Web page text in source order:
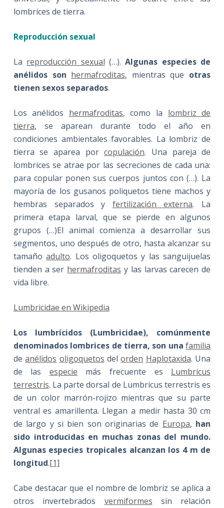
lombrices de tierra.
Reproducción sexual
La reproducción sexual (…).Algunas especies de
anélidos son hermafroditas, mientras que otras
tienen sexos separados.
Los anélidos hermafroditas, como la lombriz de
tierra, se aparean durante todo el año en
condiciones ambientales favorables. La lombriz de
tierra se aparea porcopulación. Una pareja de
lombrices se atrae por las secreciones de cada una:
para copular ponen sus cuerpos juntos con (…). La
mayoría de los gusanos poliquetos tiene machos y
hembras separados y fertilización externa. La
primera etapa larval, que se pierde en algunos
grupos (…)El animal comienza a desarrollar sus
segmentos, uno después de otro, hasta alcanzar su
tamañoadulto. Los oligoquetos y las sanguijuelas
tienden a ser hermafroditas y las larvas carecen de
vida libre.
Lumbricidae en Wikipedia
Los lumbrícidos (Lumbricidae), comúnmente
denominados lombrices de tierra, son una familia
deanélidos oligoquetos delorden Haplotaxida. Una
de las especie más frecuente es Lumbricus
terrestris. La parte dorsal de Lumbricus terrestris es
de un color marrón-rojizo mientras que su parte
ventral es amarillenta. Llegan a medir hasta 30 cm
de largo y si bien son originarias de Europa, han
sido introducidas en muchas zonas del mundo.
Algunas especies tropicales alcanzan los 4 m de
longitud.[1]
Cabe destacar que el nombre de lombriz se aplica a
otros invertebrados vermiformes sin relación